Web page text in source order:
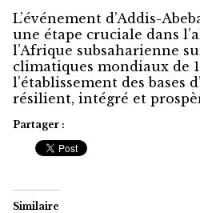
L’événement d’Addis-
une étape cruciale dans
l’Afrique subsaharienne
climatiques mondiaux de
l’établissement des bases
résilient, intégré et
Partager :
Similaire